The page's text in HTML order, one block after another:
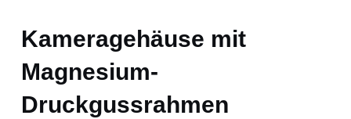
Kameragehäuse mit
Magnesium-
Druckgussrahmen